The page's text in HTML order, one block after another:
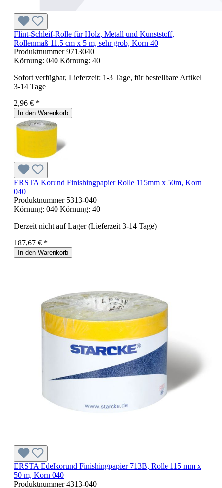
Flint-Schleif-Rolle für Holz, Metall und Kunststoff,
Rollenmaß 11.5 cm x 5 m, sehr grob, Korn 40
Produktnummer9713040
Körnung: 040 Körnung: 40
Sofort verfügbar, Lieferzeit: 1-3 Tage, für bestellbare Artikel
3-14 Tage
2,96 € *
In den Warenkorb
ERSTA Korund Finishingpapier Rolle 115mm x 50m, Korn
040
Produktnummer 5313-040
Körnung: 040 Körnung: 40
Derzeit nicht auf Lager (Lieferzeit 3-14 Tage)
187,67 € *
In den Warenkorb
ERSTA Edelkorund Finishingpapier 713B, Rolle 115 mm x
50 m, Korn 040
Produktnummer4313-040